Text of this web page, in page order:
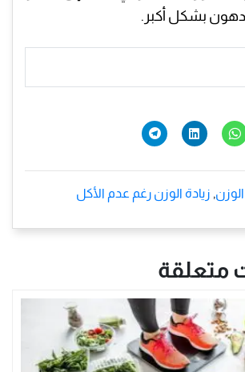
بشكل أكبر.
, زيادة الوزن رغم عدم الأكل
متعلقة